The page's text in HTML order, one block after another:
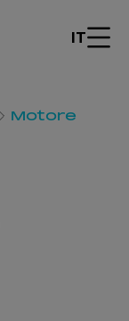
IT
Motore